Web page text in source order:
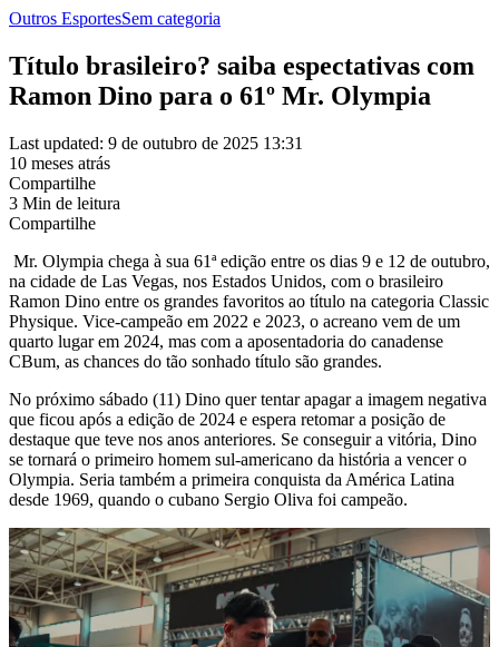
Outros EsportesSem categoria
Título brasileiro? saiba espectativas com
Ramon Dino para o 61º Mr. Olympia
Last updated: 9 de outubro de 2025 13:31
10 meses atrás
Compartilhe
3 Min de leitura
Compartilhe
Mr. Olympia chega à sua 61ª edição entre os dias 9 e 12 de outubro,
na cidade de Las Vegas, nos Estados Unidos, com o brasileiro
Ramon Dino entre os grandes favoritos ao título na categoria Classic
Physique. Vice-campeão em 2022 e 2023, o acreano vem de um
quarto lugar em 2024, mas com a aposentadoria do canadense
CBum, as chances do tão sonhado título são grandes.
No próximo sábado (11) Dino quer tentar apagar a imagem negativa
que ficou após a edição de 2024 e espera retomar a posição de
destaque que teve nos anos anteriores. Se conseguir a vitória, Dino
se tornará o primeiro homem sul-americano da história a vencer o
Olympia. Seria também a primeira conquista da América Latina
desde 1969, quando o cubano Sergio Oliva foi campeão.